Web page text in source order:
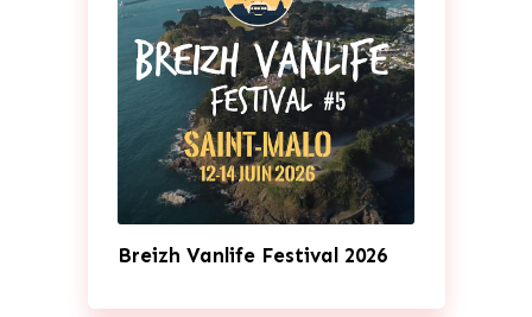
Breizh Vanlife Festival 2026